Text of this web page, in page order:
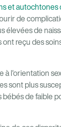
et autochtones
de
élevées de
reçu des
à l'orientation
sont plus
de faible